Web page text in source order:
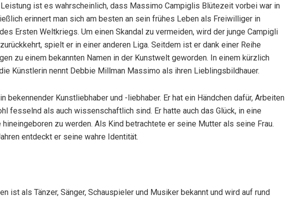
ist es wahrscheinlich, dass Massimo Campiglis Blütezeit vorbei war in
erinnert man sich am besten an sein frühes Leben als Freiwilliger in
Ersten Weltkriegs. Um einen Skandal zu vermeiden, wird der junge Campigli
spielt er in einer anderen Liga. Seitdem ist er dank einer Reihe
zu einem bekannten Namen in der Kunstwelt geworden. In einem kürzlich
Künstlerin nennt Debbie Millman Massimo als ihren Lieblingsbildhauer.
bekennender Kunstliebhaber und -liebhaber. Er hat ein Händchen dafür, Arbeiten
fesselnd als auch wissenschaftlich sind. Er hatte auch das Glück, in eine
zu werden. Als Kind betrachtete er seine Mutter als seine Frau.
entdeckt er seine wahre Identität.
ist als Tänzer, Sänger, Schauspieler und Musiker bekannt und wird auf rund